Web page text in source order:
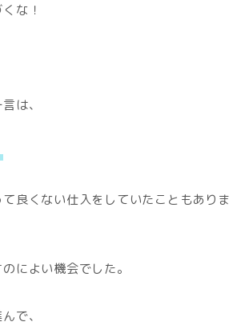
な！
は、
良くない仕入をしていたこともありま
によい機会でした。
で、